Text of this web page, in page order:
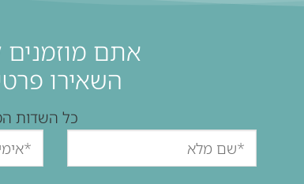
אתם
השאירו
כל השדות